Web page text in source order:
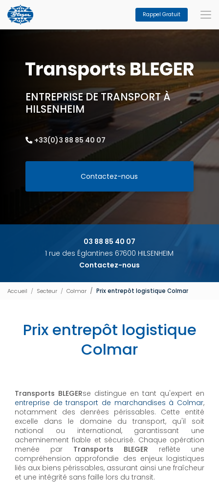
Aller
au
contenu
principal
Rappel Gratuit
ENTREPRISE DE TRANSPORT À
HILSENHEIM
+33(0)3 88 85 40 07
Contactez-nous
03 88 85 40 07
1 rue des Églantines 67600 HILSENHEIM
Contactez-nous
Accueil Secteur Colmar Prix entrepôt logistique Colmar
Prix entrepôt logistique
Colmar
Transports BLEGERse distingue en tant qu'expert en
entreprise de transport de marchandises à Colmar,
notamment des denrées périssables. Cette entité
excelle dans le domaine du transport, qu'il soit
national ou international, garantissant une
acheminement fiable et sécurisé. Chaque opération
menée par Transports BLEGER reflète une
compréhension approfondie des enjeux logistiques
liés aux biens périssables, assurant ainsi une fraîcheur
et une intégrité sans faille lors du transit.